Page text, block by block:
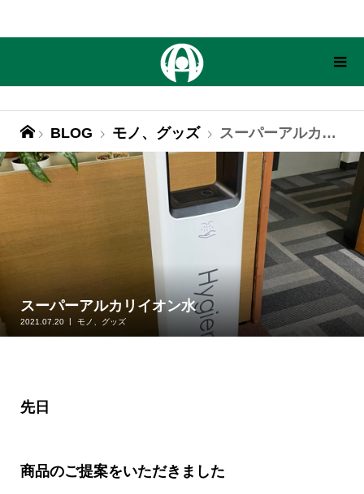
BLOG モノ、グッズ スーパーアルカリイオン水
スーパーアルカリイオン水
2021.07.20 モノ、グッズ
先日
商品のご提案をいただきました